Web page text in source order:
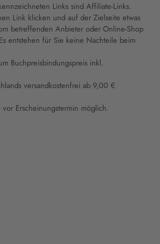
Links sind Affiliate-Links.
Link klicken und auf der Zielseite etwas
betreffenden Anbieter oder Online-Shop
entstehen für Sie keine Nachteile beim
Buchpreisbindungspreis inkl.
versandkostenfrei ab 9,00 €
Erscheinungstermin möglich.